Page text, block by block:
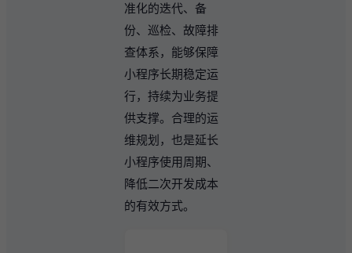
准化的迭代、备
份、巡检、故障排
查体系，能够保障
小程序长期稳定运
行，持续为业务提
供支撑。合理的运
维规划，也是延长
小程序使用周期、
降低二次开发成本
的有效方式。